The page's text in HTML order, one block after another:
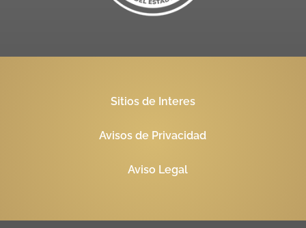
Sitios de Interes
Avisos de Privacidad
Aviso Legal